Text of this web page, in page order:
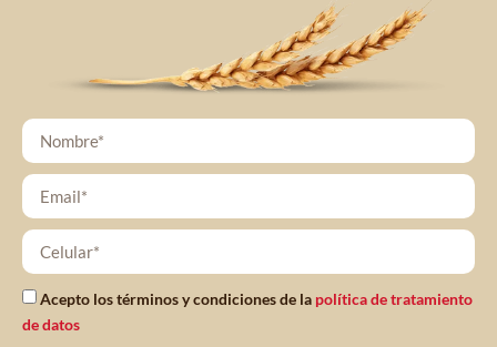
Acepto los términos y condiciones de la política de tratamiento
de datos